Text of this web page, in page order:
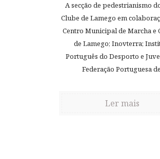
A secção de pedestrianismo
Clube de Lamego em
Centro Municipal de Marcha e
de Lamego; Inovterra;
Português do Desporto e
Federação Portuguesa
Ler mais